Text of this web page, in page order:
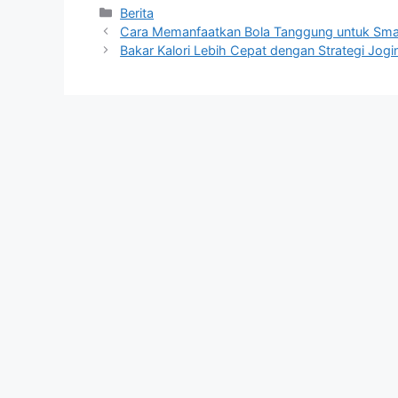
Kategori
Berita
Cara Memanfaatkan Bola Tanggung untuk
Bakar Kalori Lebih Cepat dengan Strategi